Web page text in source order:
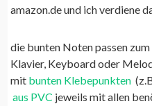
amazon.de und ich verdiene
die bunten Noten passen zum
Klavier, Keyboard oder
mit bunten Klebepunkten
aus PVC jeweils mit allen